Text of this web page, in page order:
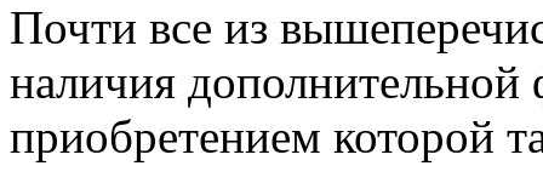
Почти все из
наличия дополнительной
приобретением которой